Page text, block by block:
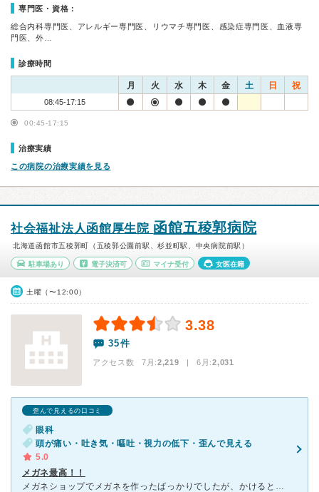
専門医・資格：
総合内科専門医、アレルギー専門医、リウマチ専門医、感染症専門医、血液専
門医、外…
診療時間
月 火 水 木 金 土 日 祝
08:45-17:15
00:45-17:15
治療実績
この病院の治療実績を見る
社会福祉法人函館厚生院 函館五稜郭病院
北海道函館市五稜郭町（五稜郭公園前駅、杉並町駅、中央病院前駅）
駐車場あり 電子決済可 マイナ受付 女医在籍
土曜（〜12:00）
3.38
35件
アクセス数 7月:2,219 | 6月:2,031
歪んで見えるの口コミ
眼科
頭が痛い・吐き気・嘔吐・視力の低下・歪んで見える
5.0
メガネ最高！！
メガネショップでメガネを作ったばっかりでしたが、かけると、物が歪んで見え、歩くとめまいを覚え、吐き気ましました。メガネショップに作り直しをお願いしましたが、ダメでした。 今度は、メガネ作りに失敗